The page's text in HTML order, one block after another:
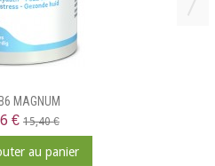
MAGNUM
€ 15,40 €
au panier